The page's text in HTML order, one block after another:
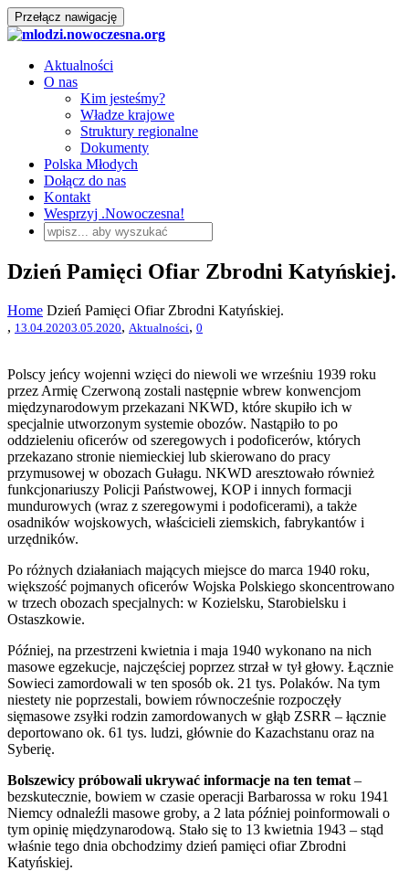
Przełącz nawigację
Aktualności
O nas
Kim jesteśmy?
Władze krajowe
Struktury regionalne
Dokumenty
Polska Młodych
Dołącz do nas
Kontakt
Wesprzyj .Nowoczesna!
Dzień Pamięci Ofiar Zbrodni Katyńskiej.
Home Dzień Pamięci Ofiar Zbrodni Katyńskiej.
, 13.04.20203.05.2020, Aktualności, 0
Polscy jeńcy wojenni wzięci do niewoli we wrześniu 1939 roku
przez Armię Czerwoną zostali następnie wbrew konwencjom
międzynarodowym przekazani NKWD, które skupiło ich w
specjalnie utworzonym systemie obozów. Nastąpiło to po
oddzieleniu oficerów od szeregowych i podoficerów, których
przekazano stronie niemieckiej lub skierowano do pracy
przymusowej w obozach Gułagu. NKWD aresztowało również
funkcjonariuszy Policji Państwowej, KOP i innych formacji
mundurowych (wraz z szeregowymi i podoficerami), a także
osadników wojskowych, właścicieli ziemskich, fabrykantów i
urzędników.
Po różnych działaniach mających miejsce do marca 1940 roku,
większość pojmanych oficerów Wojska Polskiego skoncentrowano
w trzech obozach specjalnych: w Kozielsku, Starobielsku i
Ostaszkowie.
Później, na przestrzeni kwietnia i maja 1940 wykonano na nich
masowe egzekucje, najczęściej poprzez strzał w tył głowy. Łącznie
Sowieci zamordowali w ten sposób ok. 21 tys. Polaków. Na tym
niestety nie poprzestali, bowiem równocześnie rozpoczęły
sięmasowe zsyłki rodzin zamordowanych w głąb ZSRR – łącznie
deportowano ok. 61 tys. ludzi, głównie do Kazachstanu oraz na
Syberię.
Bolszewicy próbowali ukrywać informacje na ten temat –
bezskutecznie, bowiem w czasie operacji Barbarossa w roku 1941
Niemcy odnaleźli masowe groby, a 2 lata później poinformowali o
tym opinię międzynarodową. Stało się to 13 kwietnia 1943 – stąd
właśnie tego dnia obchodzimy dzień pamięci ofiar Zbrodni
Katyńskiej.